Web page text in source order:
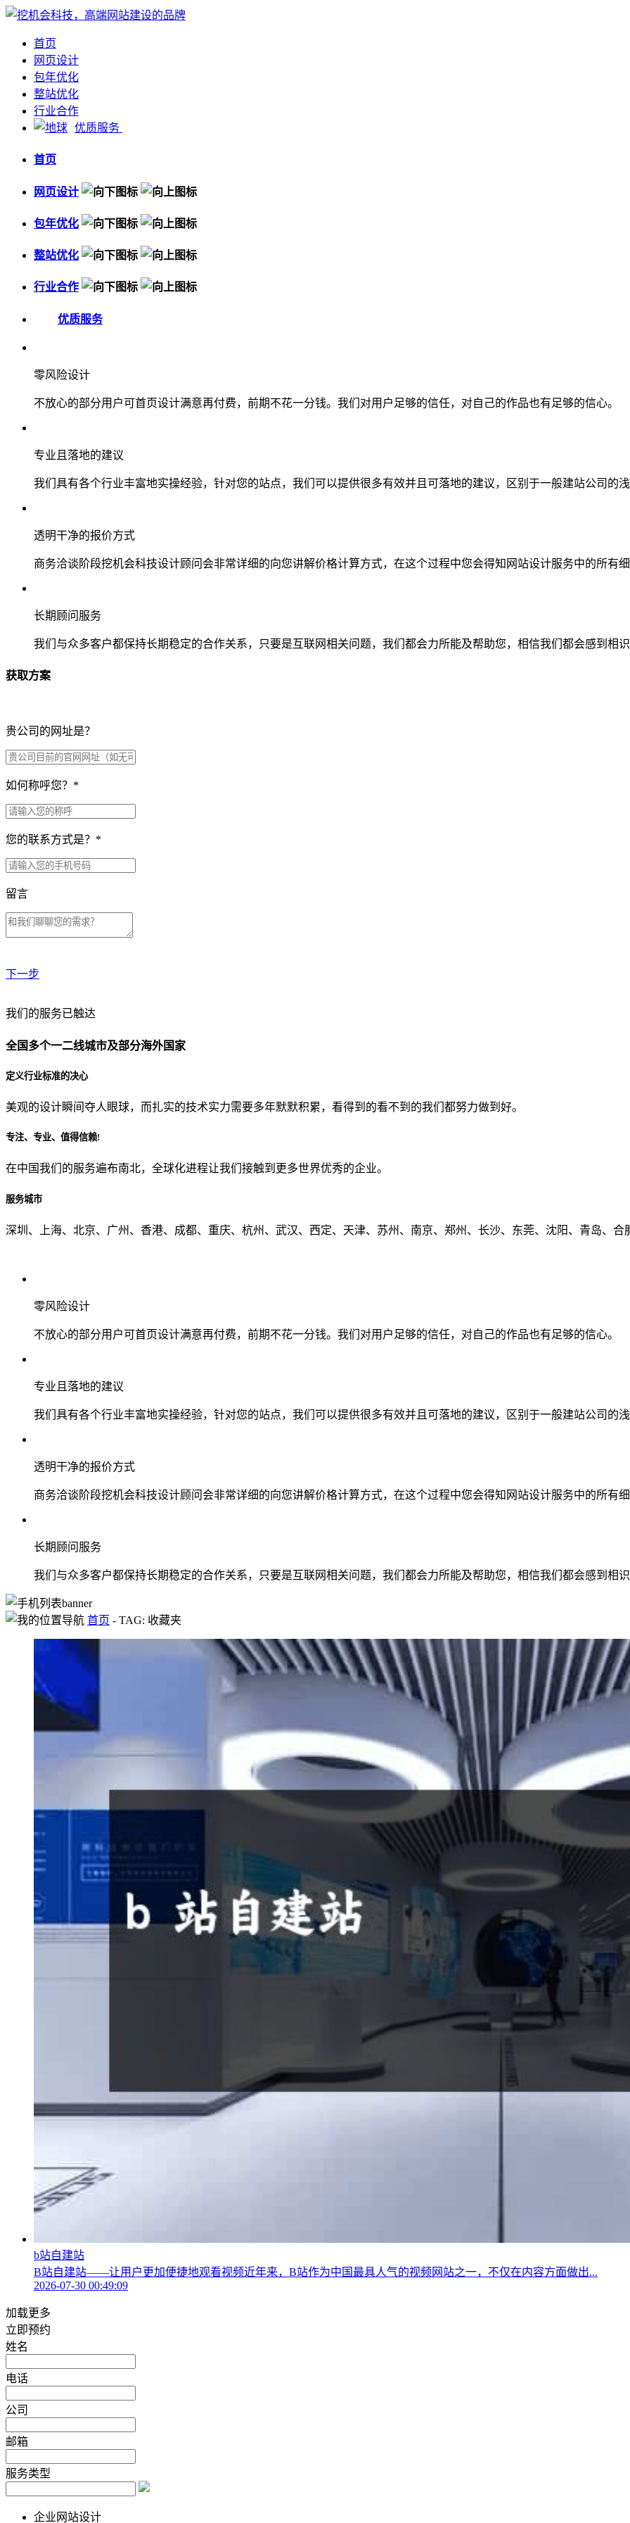
首页
网页设计
包年优化
整站优化
行业合作
优质服务
首页
网页设计
包年优化
整站优化
行业合作
优质服务
零风险设计
不放心的部分用户可首页设计满意再付费，前期不花一分钱。我们对用户足够的信任，对自己的作品也有足够的信心。
专业且落地的建议
我们具有各个行业丰富地实操经验，针对您的站点，我们可以提供很多有效并且可落地的建议，区别于一般建站公司的
透明干净的报价方式
商务洽谈阶段挖机会科技设计顾问会非常详细的向您讲解价格计算方式，在这个过程中您会得知网站设计服务中的所有
长期顾问服务
我们与众多客户都保持长期稳定的合作关系，只要是互联网相关问题，我们都会力所能及帮助您，相信我们都会感到相
获取方案
贵公司的网址是？
如何称呼您？ *
您的联系方式是？ *
留言
下一步
贵公司预算范围是？
贵公司的团队规模是？
从哪里了解到我们？
我们的服务已触达
全国多个一二线城市及部分海外国家
定义行业标准的决心
美观的设计瞬间夺人眼球，而扎实的技术实力需要多年默默积累，看得到的看不到的我们都努力做到好。
专注、专业、值得信赖!
在中国我们的服务遍布南北，全球化进程让我们接触到更多世界优秀的企业。
服务城市
深圳、上海、北京、广州、香港、成都、重庆、杭州、武汉、西定、天津、苏州、南京、郑州、长沙、东莞、沈阳、青岛、合
零风险设计
不放心的部分用户可首页设计满意再付费，前期不花一分钱。我们对用户足够的信任，对自己的作品也有足够的信心。
专业且落地的建议
我们具有各个行业丰富地实操经验，针对您的站点，我们可以提供很多有效并且可落地的建议，区别于一般建站公司的
透明干净的报价方式
商务洽谈阶段挖机会科技设计顾问会非常详细的向您讲解价格计算方式，在这个过程中您会得知网站设计服务中的所有
长期顾问服务
我们与众多客户都保持长期稳定的合作关系，只要是互联网相关问题，我们都会力所能及帮助您，相信我们都会感到相
首页 - TAG: 收藏夹
b站自建站
B站自建站——让用户更加便捷地观看视频近年来，B站作为中国最具人气的视频网站之一，不仅在内容方面做出...
2026-07-30 00:49:09
加载更多
立即预约
姓名
电话
公司
邮箱
服务类型
企业网站设计